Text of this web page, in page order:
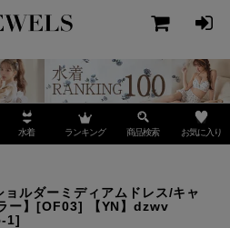
水着 ランキング 商品検索 お気に入り
ルダーミディアムドレス/キャ
ー】[OF03] 【YN】dzwv
1]